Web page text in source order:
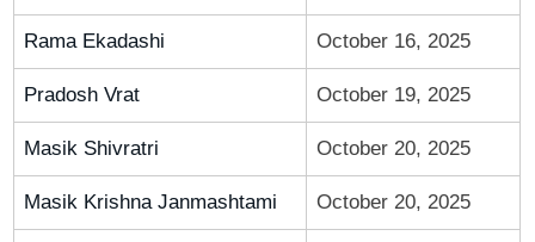
Rama Ekadashi October 16, 2025
Pradosh Vrat October 19, 2025
Masik Shivratri October 20, 2025
Masik Krishna Janmashtami October 20, 2025